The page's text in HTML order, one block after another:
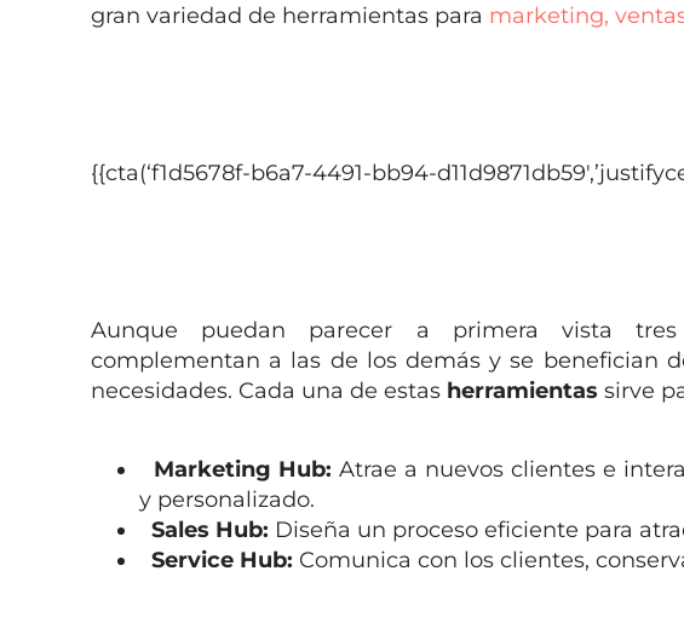
gran variedad de herramientas para marketing,
{{cta(‘f1d5678f-b6a7-4491-bb94-
Aunque puedan parecer a primera vista tres
complementan a las de los demás y se benefician
necesidades. Cada una de estas herramientas sirve
Marketing Hub: Atrae a nuevos clientes e
y personalizado.
Sales Hub: Diseña un proceso eficiente para
Service Hub: Comunica con los clientes,